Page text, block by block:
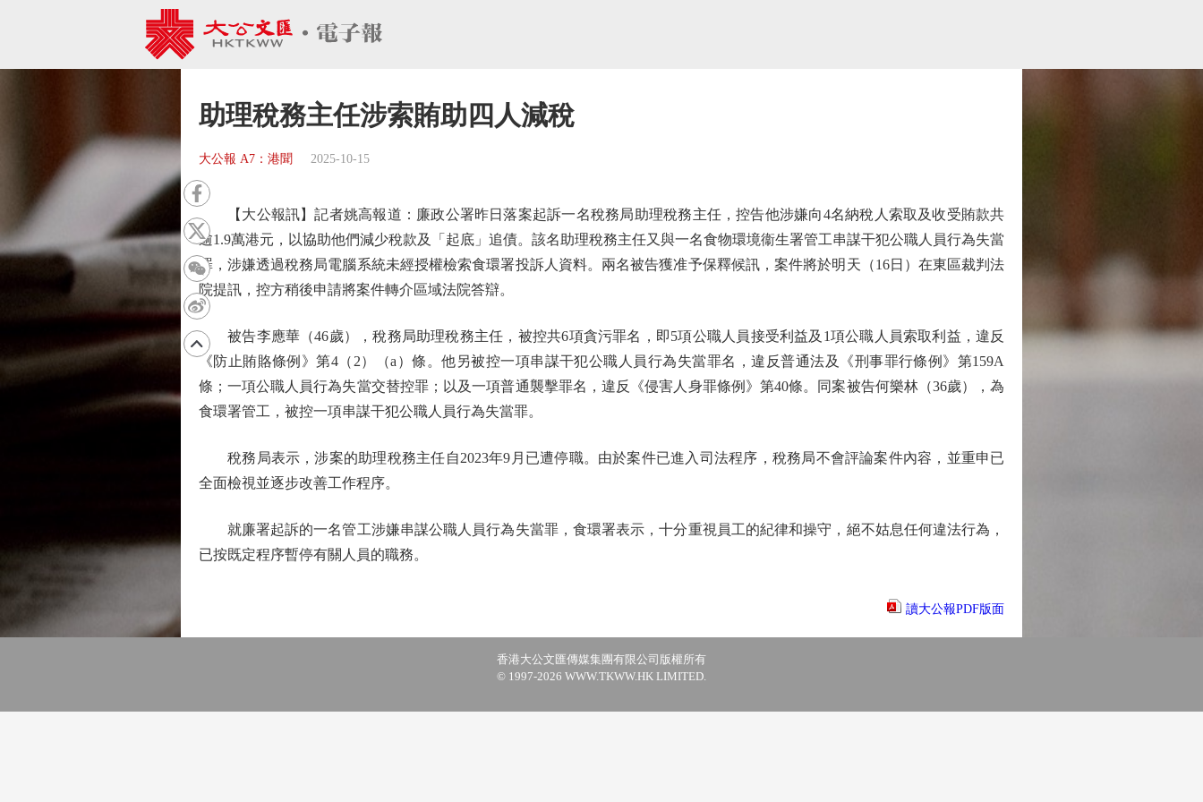
助理稅務主任涉索賄助四人減稅
大公報 A7：港聞 2025-10-15
【大公報訊】記者姚高報道：廉政公署昨日落案起訴一名稅務局助理稅務主任，控告他涉嫌向4名納稅人索取及收受賄款共
逾1.9萬港元，以協助他們減少稅款及「起底」追債。該名助理稅務主任又與一名食物環境衞生署管工串謀干犯公職人員行為失當
罪，涉嫌透過稅務局電腦系統未經授權檢索食環署投訴人資料。兩名被告獲准予保釋候訊，案件將於明天（16日）在東區裁判法
院提訊，控方稍後申請將案件轉介區域法院答辯。
被告李應華（46歲），稅務局助理稅務主任，被控共6項貪污罪名，即5項公職人員接受利益及1項公職人員索取利益，違反
《防止賄賂條例》第4（2）（a）條。他另被控一項串謀干犯公職人員行為失當罪名，違反普通法及《刑事罪行條例》第159A
條；一項公職人員行為失當交替控罪；以及一項普通襲擊罪名，違反《侵害人身罪條例》第40條。同案被告何樂林（36歲），為
食環署管工，被控一項串謀干犯公職人員行為失當罪。
稅務局表示，涉案的助理稅務主任自2023年9月已遭停職。由於案件已進入司法程序，稅務局不會評論案件內容，並重申已
全面檢視並逐步改善工作程序。
就廉署起訴的一名管工涉嫌串謀公職人員行為失當罪，食環署表示，十分重視員工的紀律和操守，絕不姑息任何違法行為，
已按既定程序暫停有關人員的職務。
讀大公報PDF版面
香港大公文匯傳媒集團有限公司版權所有
© 1997-2026 WWW.TKWW.HK LIMITED.